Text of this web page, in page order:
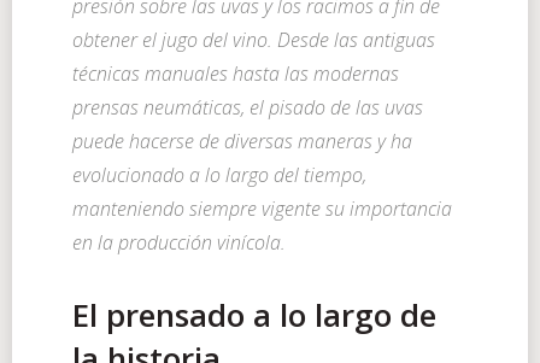
presión sobre las uvas y los racimos a fin de
obtener el jugo del vino. Desde las antiguas
técnicas manuales hasta las modernas
prensas neumáticas, el pisado de las uvas
puede hacerse de diversas maneras y ha
evolucionado a lo largo del tiempo,
manteniendo siempre vigente su importancia
en la producción vinícola.
El prensado a lo largo de